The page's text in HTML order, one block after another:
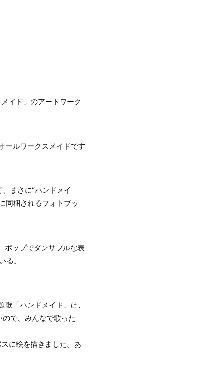
イド」のアートワーク
ールワークスメイドです
まさに“ハンドメイ
同梱されるフォトブッ
ポップでダンサブルな表
る。
「ハンドメイド」は、
で、みんなで歌った
に絵を描きました。あ